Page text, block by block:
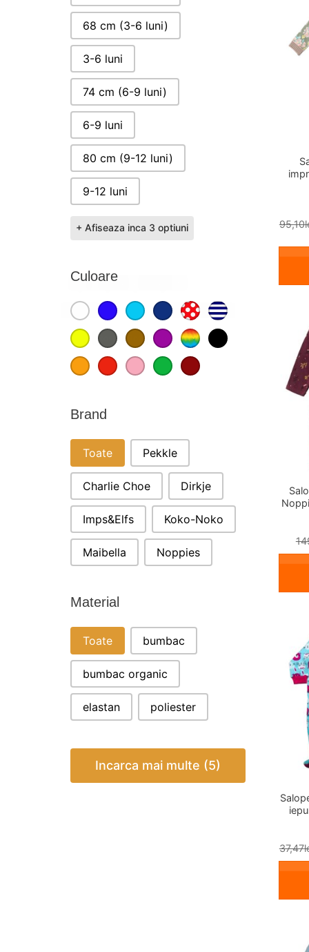
68 cm (3-6 luni)
3-6 luni
74 cm (6-9 luni)
6-9 luni
80 cm (9-12 luni)
9-12 luni
+ Afiseaza inca 3 optiuni
Culoare
CULOARE
Alb Albastru
Albastru deschis
Galben Maro MovMulticolorNegru
PortocaliuRosu Roz Verde Visiniu
Brand
BRAND
Toate Pekkle
Charlie Choe Dirkje
Imps&Elfs Koko-Noko
Maibella Noppies
Material
MATERIAL
Toate bumbac
bumbac organic
elastan poliester
Incarca mai multe (5)
95,10
37,47